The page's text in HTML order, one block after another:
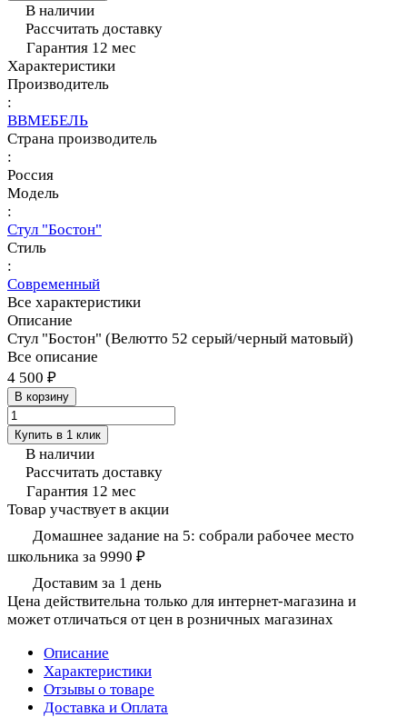
В наличии
Рассчитать доставку
Гарантия 12 мес
Характеристики
Производитель
:
ВВМЕБЕЛЬ
Страна производитель
:
Россия
Модель
:
Стул "Бостон"
Стиль
:
Современный
Все характеристики
Описание
Стул "Бостон" (Велютто 52 серый/черный матовый)
Все описание
4 500 ₽
В корзину
Купить в 1 клик
В наличии
Рассчитать доставку
Гарантия 12 мес
Товар участвует в акции
Домашнее задание на 5: собрали рабочее место
школьника за 9990 ₽
Доставим за 1 день
Цена действительна только для интернет-магазина и
может отличаться от цен в розничных магазинах
Описание
Характеристики
Отзывы о товаре
Доставка и Оплата